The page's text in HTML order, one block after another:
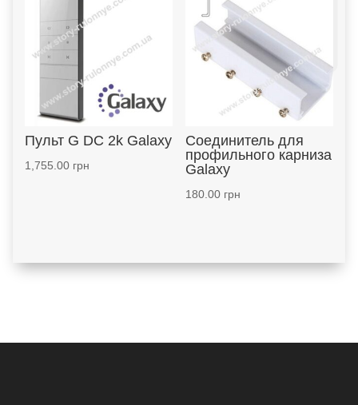
Пульт G DC 2k Galaxy
1,755.00грн
Соединитель для
профильного карниза
Galaxy
180.00грн